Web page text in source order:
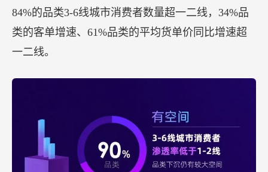
84%的品类3-6线城市消费者数量超一二线，34%品
类的客单增速、61%品类的平均货单价同比增速超
一二线。